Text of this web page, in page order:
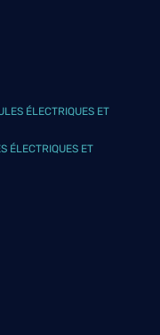
ÉLECTRIQUES ET
ÉLECTRIQUES ET